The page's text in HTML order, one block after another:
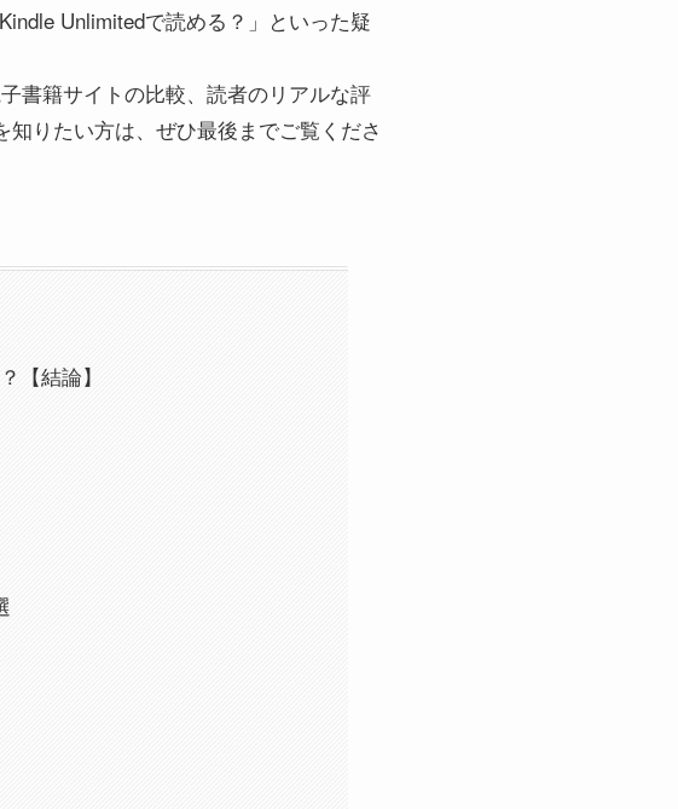
Unlimitedで読める？」といった疑
書籍サイトの比較、読者のリアルな評
りたい方は、ぜひ最後までご覧くださ
【結論】